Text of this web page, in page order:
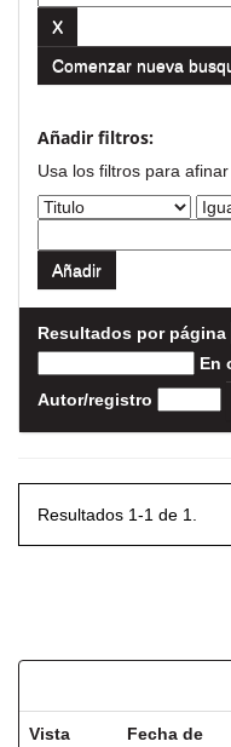
Comenzar nueva
Añadir filtros:
Usa los filtros para afinar
Resultados por página
En
Autor/registro
Resultados 1-1 de 1.
Vista
Fecha de